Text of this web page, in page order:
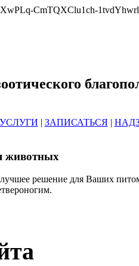
CmTQXClu1ch-
УСЛУГИ | ЗАПИСАТЬСЯ |
животных
решение для Ваших